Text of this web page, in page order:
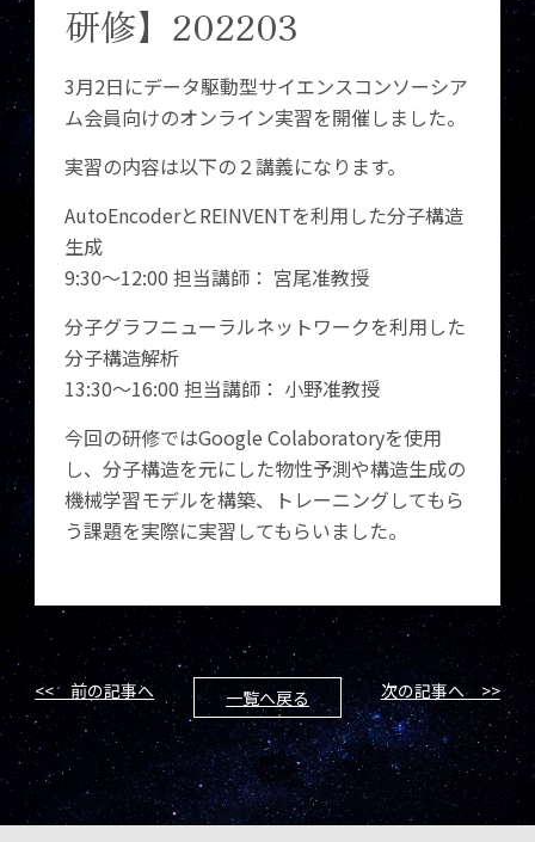
研修】202203
3月2日にデータ駆動型サイエンスコンソーシア
ム会員向けのオンライン実習を開催しました。
実習の内容は以下の２講義になります。
AutoEncoderとREINVENTを利用した分子構造
生成
9:30～12:00 担当講師： 宮尾准教授
分子グラフニューラルネットワークを利用した
分子構造解析
13:30～16:00 担当講師： 小野准教授
今回の研修ではGoogle Colaboratoryを使用
し、分子構造を元にした物性予測や構造生成の
機械学習モデルを構築、トレーニングしてもら
う課題を実際に実習してもらいました。
<< 前の記事へ 一覧へ戻る 次の記事へ >>